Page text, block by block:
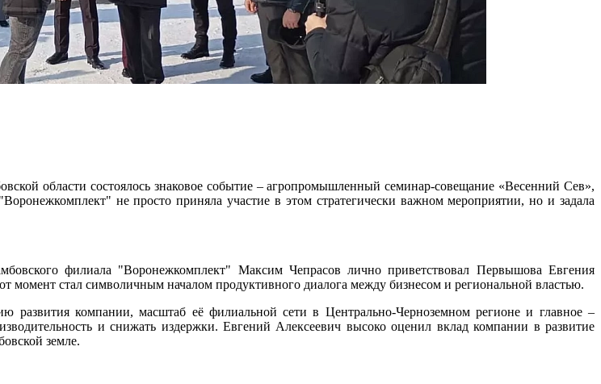
области состоялось знаковое событие – агропромышленный семинар-совещание «Весенний Сев»,
не просто приняла участие в этом стратегически важном мероприятии, но и задала
филиала "Воронежкомплект" Максим Чепрасов лично приветствовал Первышова Евгения
момент стал символичным началом продуктивного диалога между бизнесом и региональной властью.
компании, масштаб её филиальной сети в Центрально-Черноземном регионе и главное –
и снижать издержки. Евгений Алексеевич высоко оценил вклад компании в развитие
земле.